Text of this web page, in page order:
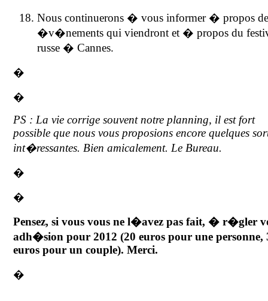
Nous continuerons � vous informer � propos
�v�nements qui viendront et � propos du
russe � Cannes.
�
�
PS : La vie corrige souvent notre planning, il est fort
possible que nous vous proposions encore quelques
int�ressantes. Bien amicalement. Le Bureau.
�
�
Pensez, si vous vous ne l�avez pas fait, � r�gler
adh�sion pour 2012 (20 euros pour une personne,
euros pour un couple). Merci.
�